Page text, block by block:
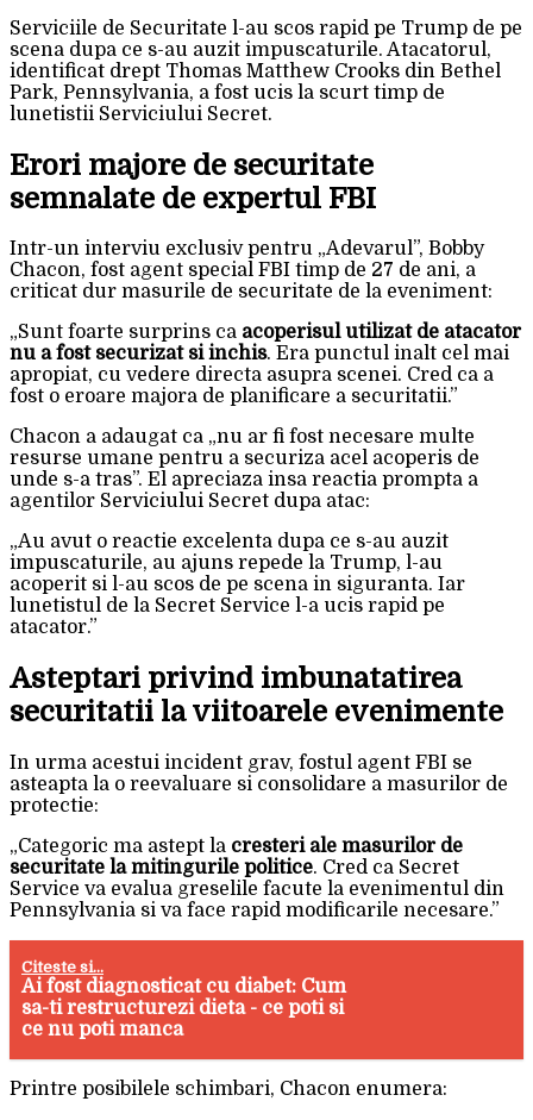
Serviciile de Securitate l-au scos rapid pe Trump de pe
scena dupa ce s-au auzit impuscaturile. Atacatorul,
identificat drept Thomas Matthew Crooks din Bethel
Park, Pennsylvania, a fost ucis la scurt timp de
lunetistii Serviciului Secret.
Erori majore de securitate
semnalate de expertul FBI
Intr-un interviu exclusiv pentru „Adevarul”, Bobby
Chacon, fost agent special FBI timp de 27 de ani, a
criticat dur masurile de securitate de la eveniment:
„Sunt foarte surprins ca acoperisul utilizat de atacator
nu a fost securizat si inchis. Era punctul inalt cel mai
apropiat, cu vedere directa asupra scenei. Cred ca a
fost o eroare majora de planificare a securitatii.”
Chacon a adaugat ca „nu ar fi fost necesare multe
resurse umane pentru a securiza acel acoperis de
unde s-a tras”. El apreciaza insa reactia prompta a
agentilor Serviciului Secret dupa atac:
„Au avut o reactie excelenta dupa ce s-au auzit
impuscaturile, au ajuns repede la Trump, l-au
acoperit si l-au scos de pe scena in siguranta. Iar
lunetistul de la Secret Service l-a ucis rapid pe
atacator.”
Asteptari privind imbunatatirea
securitatii la viitoarele evenimente
In urma acestui incident grav, fostul agent FBI se
asteapta la o reevaluare si consolidare a masurilor de
protectie:
„Categoric ma astept la cresteri ale masurilor de
securitate la mitingurile politice. Cred ca Secret
Service va evalua greselile facute la evenimentul din
Pennsylvania si va face rapid modificarile necesare.”
Citeste si...
Ai fost diagnosticat cu diabet: Cum
sa-ti restructurezi dieta - ce poti si
ce nu poti manca
Printre posibilele schimbari, Chacon enumera: